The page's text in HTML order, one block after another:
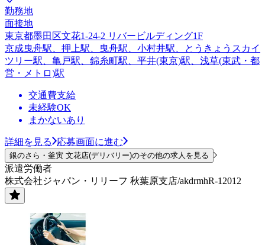
勤務地
面接地
東京都墨田区文花1-24-2 リバービルディング1F
京成曳舟駅、押上駅、曳舟駅、小村井駅、とうきょうスカイ
ツリー駅、亀戸駅、錦糸町駅、平井(東京)駅、浅草(東武・都
営・メトロ)駅
交通費支給
未経験OK
まかないあり
詳細を見る 応募画面に進む
銀のさら・釜寅 文花店(デリバリー)のその他の求人を見る
派遣労働者
株式会社ジャパン・リリーフ 秋葉原支店/akdrmhR-12012